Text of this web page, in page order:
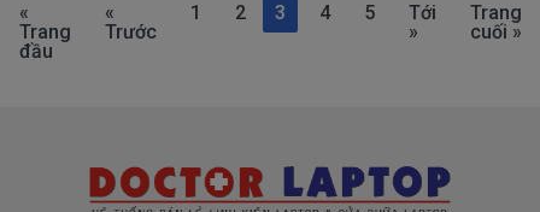
«
Trang
đầu
«
Trước
1 2 3 4 5
Tới
»
Trang
cuối »